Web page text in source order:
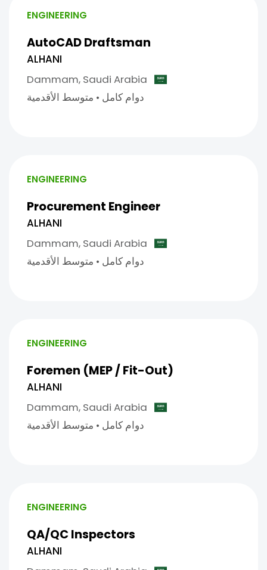
ENGINEERING
AutoCAD Draftsman
ALHANI
Dammam, Saudi Arabia
دوام كامل • متوسط الأقدمية
ENGINEERING
Procurement Engineer
ALHANI
Dammam, Saudi Arabia
دوام كامل • متوسط الأقدمية
ENGINEERING
Foremen (MEP / Fit-Out)
ALHANI
Dammam, Saudi Arabia
دوام كامل • متوسط الأقدمية
ENGINEERING
QA/QC Inspectors
ALHANI